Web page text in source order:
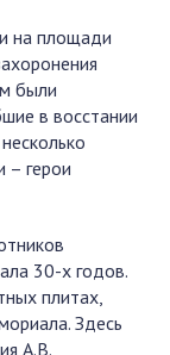
на площади
были
в восстании
– герои
30-х годов.
плитах,
Здесь
А.В.